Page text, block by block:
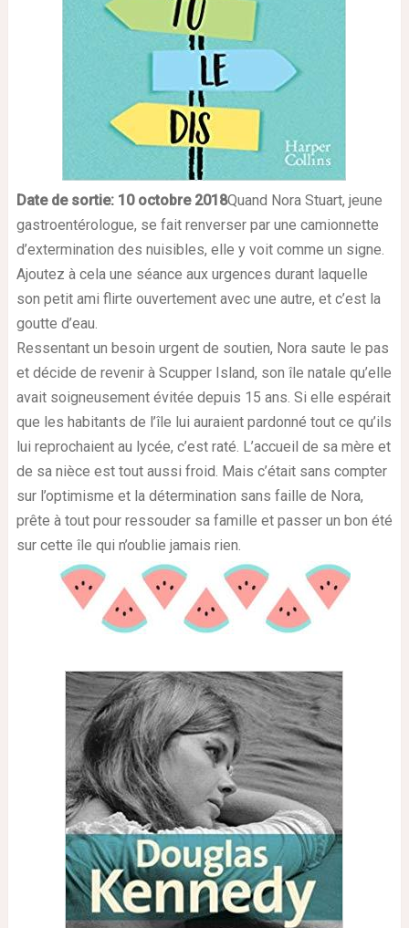
Date de sortie: 10 octobre2018Quand Nora Stuart, jeune
gastroentérologue, se fait renverser par une camionnette
d’extermination des nuisibles, elle y voit comme un signe.
Ajoutez à cela une séance aux urgences durant laquelle
son petit ami flirte ouvertement avec une autre, et c’est la
goutte d’eau.
Ressentant un besoin urgent de soutien, Nora saute le pas
et décide de revenir à Scupper Island, son île natale qu’elle
avait soigneusement évitée depuis 15 ans. Si elle espérait
que les habitants de l’île lui auraient pardonné tout ce qu’ils
lui reprochaient au lycée, c’est raté. L’accueil de sa mère et
de sa nièce est tout aussi froid. Mais c’était sans compter
sur l’optimisme et la détermination sans faille de Nora,
prête à tout pour ressouder sa famille et passer un bon été
sur cette île qui n’oublie jamais rien.